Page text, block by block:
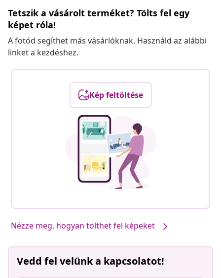
Tetszik a vásárolt terméket? Tölts fel egy
képet róla!
A fotód segíthet más vásárlóknak. Használd az alábbi
linket a kezdéshez.
Kép feltöltése
Nézze meg, hogyan tölthet fel képeket
Vedd fel velünk a kapcsolatot!